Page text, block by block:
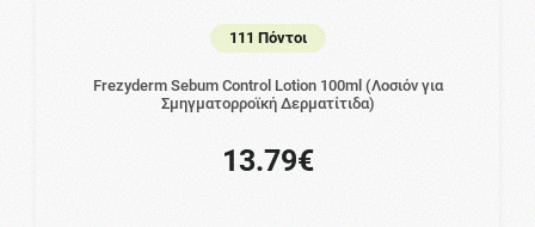
111 Πόντοι
Frezyderm Sebum Control Lotion 100ml (Λοσιόν για
Σμηγματορροϊκή Δερματίτιδα)
13.79€